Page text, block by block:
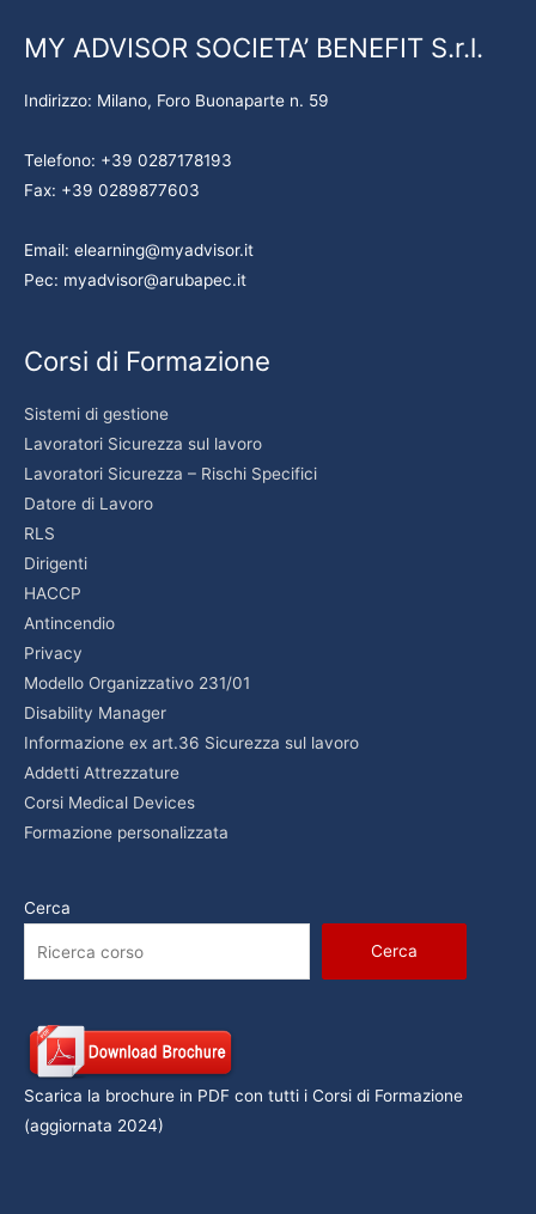
MY ADVISOR SOCIETA’ BENEFIT S.r.l.
Indirizzo: Milano, Foro Buonaparte n. 59
Telefono: +39 0287178193
Fax: +39 0289877603
Email: elearning@myadvisor.it
Pec: myadvisor@arubapec.it
Corsi di Formazione
Sistemi di gestione
Lavoratori Sicurezza sul lavoro
Lavoratori Sicurezza – Rischi Specifici
Datore di Lavoro
RLS
Dirigenti
HACCP
Antincendio
Privacy
Modello Organizzativo 231/01
Disability Manager
Informazione ex art.36 Sicurezza sul lavoro
Addetti Attrezzature
Corsi Medical Devices
Formazione personalizzata
Cerca
Cerca
Scarica la brochure in PDF con tutti i Corsi di Formazione
(aggiornata 2024)